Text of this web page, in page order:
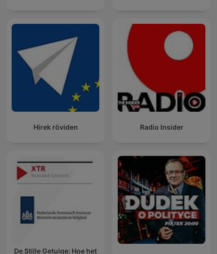
Hírek röviden Radio Insider
De Stille Getuige: Hoe het